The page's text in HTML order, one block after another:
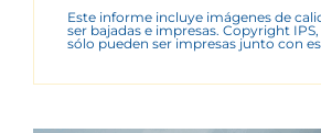
Este informe incluye imágenes de
ser bajadas e impresas. Copyright
sólo pueden ser impresas junto con